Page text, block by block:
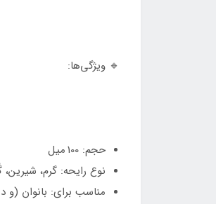
🔹 ویژگی‌ها:
حجم: 100 میل
نوع رایحه: گرم، شیرین،
مناسب برای: بانوان